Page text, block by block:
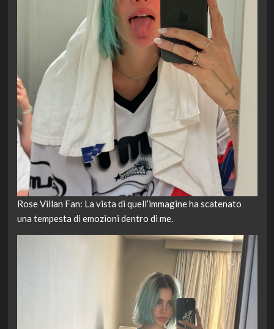
Rose Villan Fan: La vista di quell’immagine ha scatenato
una tempesta di emozioni dentro di me.